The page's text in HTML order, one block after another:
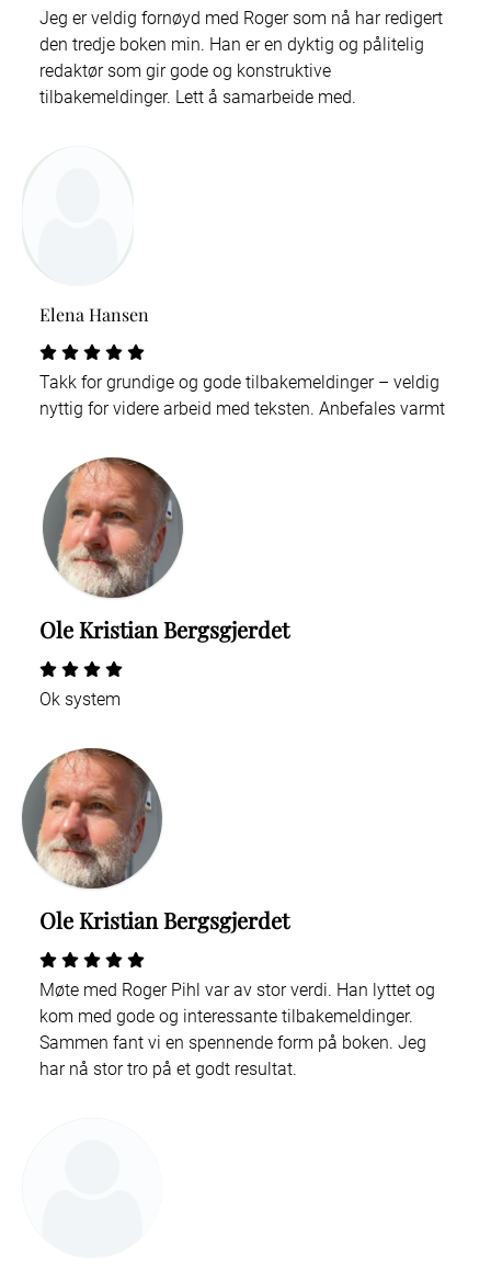
Jeg er veldig fornøyd med Roger som nå har redigert
den tredje boken min. Han er en dyktig og pålitelig
redaktør som gir gode og konstruktive
tilbakemeldinger. Lett å samarbeide med.
Elena Hansen
Takk for grundige og gode tilbakemeldinger – veldig
nyttig for videre arbeid med teksten. Anbefales varmt
Ole Kristian Bergsgjerdet
Ok system
Ole Kristian Bergsgjerdet
Møte med Roger Pihl var av stor verdi. Han lyttet og
kom med gode og interessante tilbakemeldinger.
Sammen fant vi en spennende form på boken. Jeg
har nå stor tro på et godt resultat.